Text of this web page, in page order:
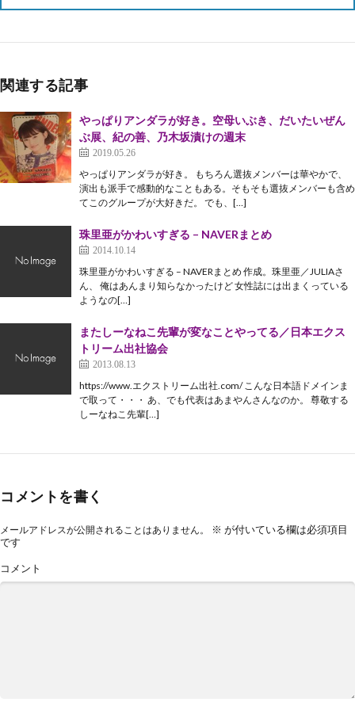
関連する記事
やっぱりアンダラが好き。空母いぶき、だいたいぜん
ぶ展、紀の善、乃木坂漬けの週末
2019.05.26
やっぱりアンダラが好き。 もちろん選抜メンバーは華やかで、
演出も派手で感動的なこともある。そもそも選抜メンバーも含め
てこのグループが大好きだ。 でも、[…]
珠里亜がかわいすぎる – NAVERまとめ
2014.10.14
珠里亜がかわいすぎる – NAVERまとめ 作成。珠里亜／JULIAさ
ん、 俺はあんまり知らなかったけど 女性誌には出まくっている
ようなの[…]
またしーなねこ先輩が変なことやってる／日本エクス
トリーム出社協会
2013.08.13
https://www.エクストリーム出社.com/ こんな日本語ドメインま
で取って・・・ あ、でも代表はあまやんさんなのか。 尊敬する
しーなねこ先輩[…]
コメントを書く
メールアドレスが公開されることはありません。 ※ が付いている欄は必須項目
です
コメント